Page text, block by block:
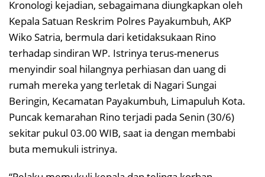
Kronologi kejadian, sebagaimana diungkapkan oleh
Kepala Satuan Reskrim Polres Payakumbuh, AKP
Wiko Satria, bermula dari ketidaksukaan Rino
terhadap sindiran WP. Istrinya terus-menerus
menyindir soal hilangnya perhiasan dan uang di
rumah mereka yang terletak di Nagari Sungai
Beringin, Kecamatan Payakumbuh, Limapuluh Kota.
Puncak kemarahan Rino terjadi pada Senin (30/6)
sekitar pukul 03.00 WIB, saat ia dengan membabi
buta memukuli istrinya.